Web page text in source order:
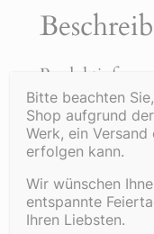
Golddublonen,
Inhalt: 256 g
Das
Bitte beachten
Shop aufgrund
Werk, ein
erfolgen kann.
Wir wünschen
entspannte
Ihren Liebsten.